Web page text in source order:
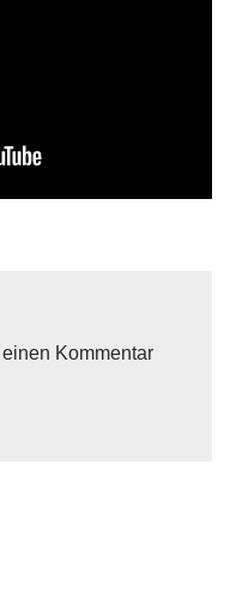
Kommentar